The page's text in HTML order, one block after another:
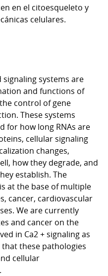
en el citoesqueleto y
celulares.
systems are
and functions of
control of gene
These systems
for how long RNAs are
cellular signaling
changes,
how they degrade, and
establish. The
at the base of multiple
cancer, cardiovascular
We are currently
and cancer on the
in Ca2 + signaling as
these pathologies
cellular